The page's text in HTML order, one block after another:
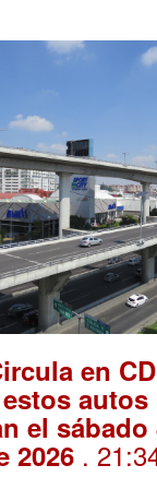
en
autos
el sábado
2026 .